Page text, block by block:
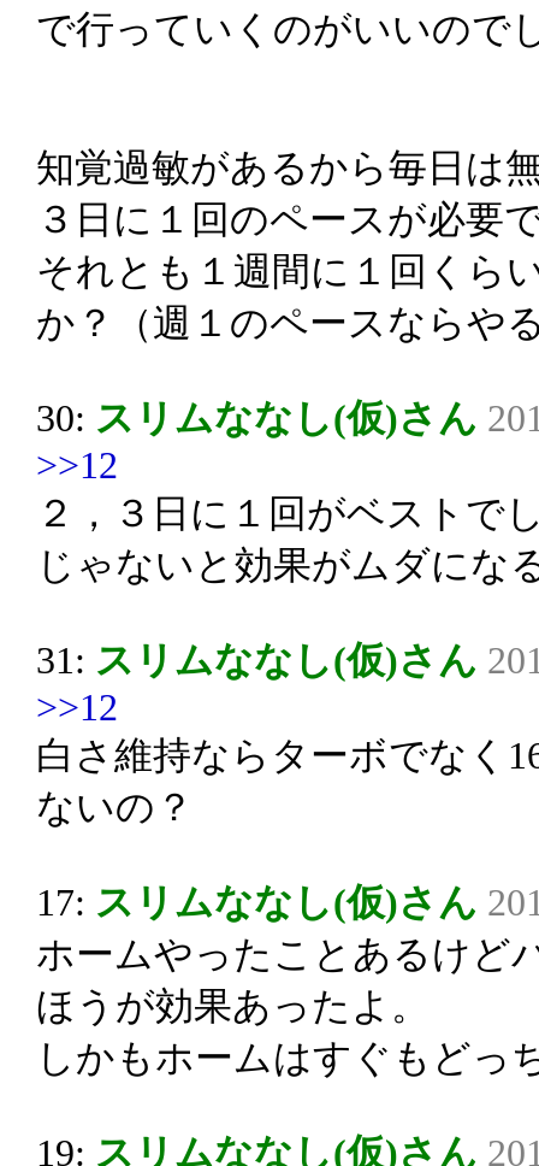
で行っていくのがいいので
知覚過敏があるから毎日は
３日に１回のペースが必要
それとも１週間に１回くら
か？（週１のペースならや
30: スリムななし(仮)さん
>>12
２，３日に１回がベストで
じゃないと効果がムダにな
31: スリムななし(仮)さん
>>12
白さ維持ならターボでなく
ないの？
17: スリムななし(仮)さん
ホームやったことあるけど
ほうが効果あったよ。
しかもホームはすぐもどっ
19: スリムななし(仮)さん